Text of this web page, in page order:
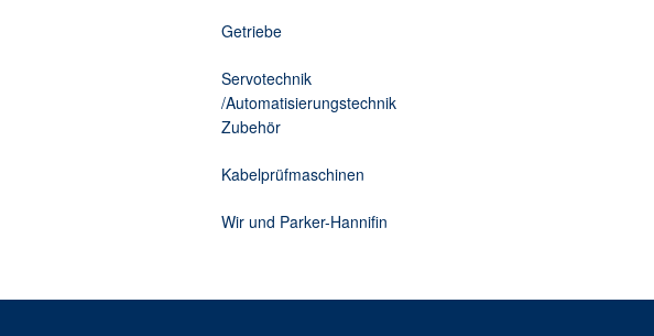
Getriebe
Servotechnik
/Automatisierungstechnik
Zubehör
Kabelprüfmaschinen
Wir und Parker-Hannifin